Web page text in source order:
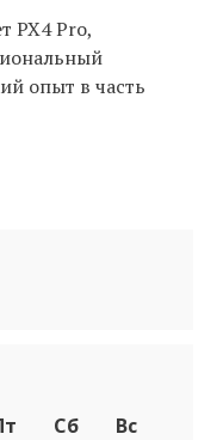
PX4 Pro,
опыт в часть
Сб
Вс